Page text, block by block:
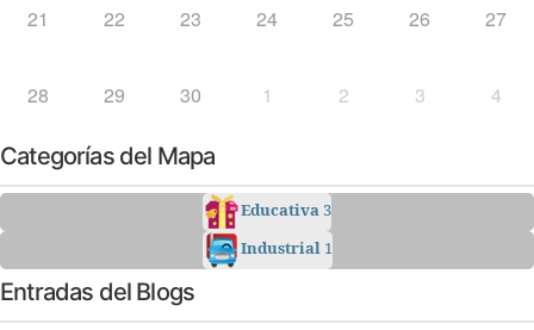
21 22 23 24 25 26 27
28 29 30 1 2 3 4
Categorías del Mapa
Educativa3
Industrial 1
Entradas del Blogs